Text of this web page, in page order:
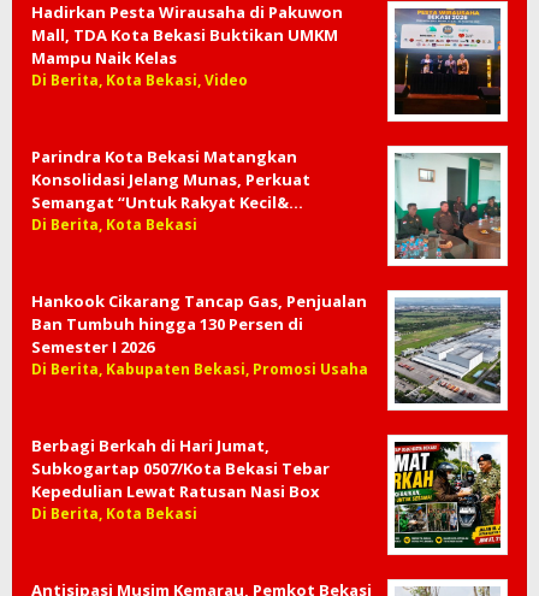
Hadirkan Pesta Wirausaha di Pakuwon
Mall, TDA Kota Bekasi Buktikan UMKM
Mampu Naik Kelas
Di Berita, Kota Bekasi, Video
Parindra Kota Bekasi Matangkan
Konsolidasi Jelang Munas, Perkuat
Semangat “Untuk Rakyat Kecil&…
Di Berita, Kota Bekasi
Hankook Cikarang Tancap Gas, Penjualan
Ban Tumbuh hingga 130 Persen di
Semester I 2026
Di Berita, Kabupaten Bekasi, Promosi Usaha
Berbagi Berkah di Hari Jumat,
Subkogartap 0507/Kota Bekasi Tebar
Kepedulian Lewat Ratusan Nasi Box
Di Berita, Kota Bekasi
Antisipasi Musim Kemarau, Pemkot Bekasi